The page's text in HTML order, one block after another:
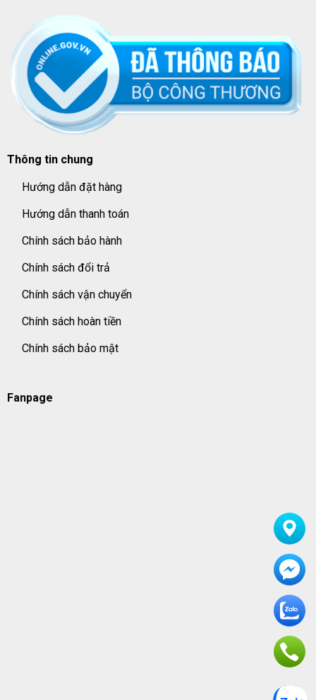
Thông tin chung
Hướng dẫn đặt hàng
Hướng dẫn thanh toán
Chính sách bảo hành
Chính sách đổi trả
Chính sách vận chuyển
Chính sách hoàn tiền
Chính sách bảo mật
Fanpage